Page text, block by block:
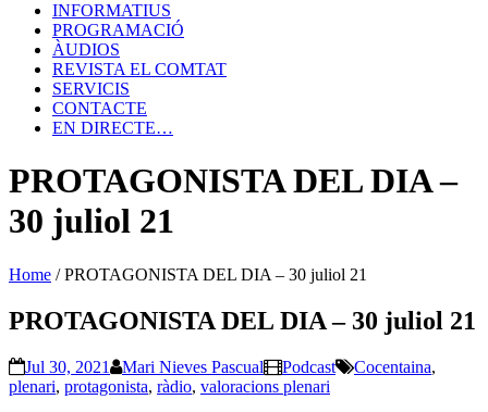
INFORMATIUS
PROGRAMACIÓ
ÀUDIOS
REVISTA EL COMTAT
SERVICIS
CONTACTE
EN DIRECTE…
PROTAGONISTA DEL DIA –
30 juliol 21
Home /PROTAGONISTA DEL DIA – 30 juliol 21
PROTAGONISTA DEL DIA – 30 juliol 21
Jul 30, 2021 Mari Nieves Pascual Podcast Cocentaina,
plenari, protagonista, ràdio, valoracions plenari